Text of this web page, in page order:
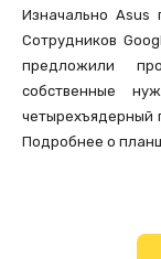
Изначально Asus
Сотрудников
предложили
собственные
четырехъядерный
Подробнее о